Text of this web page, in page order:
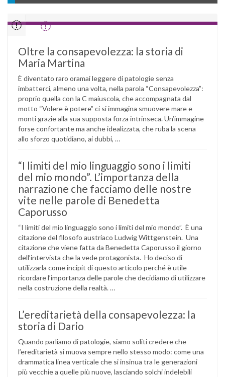
Oltre la consapevolezza: la storia di
Maria Martina
È diventato raro oramai leggere di patologie senza
imbatterci, almeno una volta, nella parola “Consapevolezza”:
proprio quella con la C maiuscola, che accompagnata dal
motto “Volere è potere” ci si immagina smuovere mare e
monti grazie alla sua supposta forza intrinseca. Un’immagine
forse confortante ma anche idealizzata, che ruba la scena
allo sforzo quotidiano, ai dubbi, …
“I limiti del mio linguaggio sono i limiti
del mio mondo”. L’importanza della
narrazione che facciamo delle nostre
vite nelle parole di Benedetta
Caporusso
“I limiti del mio linguaggio sono i limiti del mio mondo”. È una
citazione del filosofo austriaco Ludwig Wittgenstein. Una
citazione che viene fatta da Benedetta Caporusso il giorno
dell’intervista che la vede protagonista. Ho deciso di
utilizzarla come incipit di questo articolo perché è utile
ricordare l’importanza delle parole che decidiamo di utilizzare
nella costruzione della realtà. …
L’ereditarietà della consapevolezza: la
storia di Dario
Quando parliamo di patologie, siamo soliti credere che
l’ereditarietà si muova sempre nello stesso modo: come una
drammatica linea verticale che si insinua tra le generazioni
più vecchie a quelle più nuove, lasciando solchi indelebili